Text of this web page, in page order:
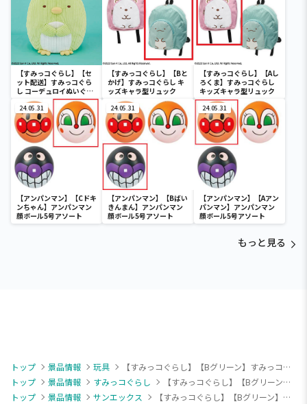
【すみっコぐらし】【セ
ット配送】すみっコぐら
し コーデュロイぬいぐる
みXL プレミアム ぺんぎ
ん？
【すみっコぐらし】【Bと
かげ】すみっコぐらし キ
ッズキャラ型リュック
【すみっコぐらし】【Aし
ろくま】すみっコぐらし
キッズキャラ型リュック
24.05.31
【アンパンマン】【Cドキ
ンちゃん】アンパンマン
顔ボール5号アソート
24.05.31
【アンパンマン】【Bばい
きんまん】アンパンマン
顔ボール5号アソート
24.05.31
【アンパンマン】【Aアン
パンマン】アンパンマン
顔ボール5号アソート
もっと見る
トップ 景品情報 玩具
【すみっコぐらし】【Bグリーン】すみっコぐらし しろくまのてづくりぬいぐるみ ロボットクリーナーおもちゃ
トップ
景品情報 すみっコぐらし
【すみっコぐらし】【Bグリーン】すみっコぐらし しろくまのてづくりぬいぐるみ ロボットクリーナーおもちゃ
トップ
景品情報 サンエックス 【すみっコぐらし】【Bグリーン】すみっコぐらし しろくまのてづくりぬいぐるみ ロボットクリーナーおもちゃ